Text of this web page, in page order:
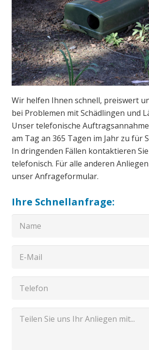
Wir helfen Ihnen schnell, preiswert
bei Problemen mit Schädlingen und
Unser telefonische Auftragsannahme ist 24 Stunden
am Tag an 365 Tagen im Jahr zu für Sie zu erreichen.
In dringenden Fällen kontaktieren Sie uns
telefonisch. Für alle anderen
unser Anfrageformular.
Ihre Schnellanfrage: